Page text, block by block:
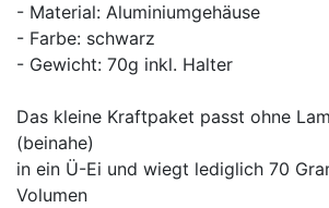
- Material: Aluminiumgehäuse
- Farbe: schwarz
- Gewicht: 70g inkl. Halter
Das kleine Kraftpaket passt ohne
(beinahe)
in ein Ü-Ei und wiegt lediglich 70
Volumen